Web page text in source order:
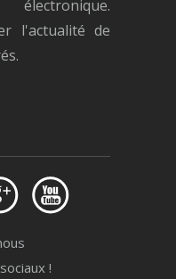
électronique.
l'actualité de
!